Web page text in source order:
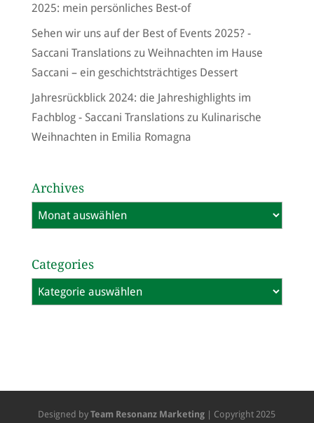
2025: mein persönliches Best-of
Sehen wir uns auf der Best of Events 2025? -
Saccani Translationszu Weihnachten im Hause
Saccani – ein geschichtsträchtiges Dessert
Jahresrückblick 2024: die Jahreshighlights im
Fachblog - Saccani Translationszu Kulinarische
Weihnachten in Emilia Romagna
Archives
Archives
Categories
Categories
Designed byTeam Resonanz Marketing | Copyright 2025